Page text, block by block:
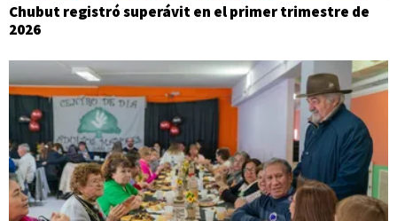
Chubut registró superávit en el primer trimestre de
2026